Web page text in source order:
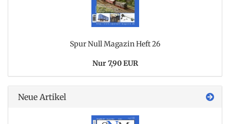
Spur Null Magazin Heft 26
Nur 7,90 EUR
Neue Artikel